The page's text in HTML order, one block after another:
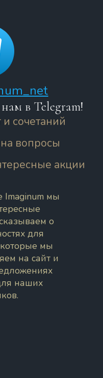
в Telegram!
и сочетаний
вопросы
акции
Imaginum мы
о
для
мы
на сайт и
наших